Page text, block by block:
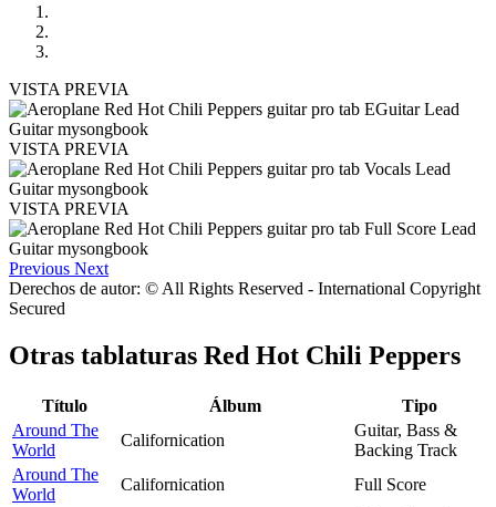
VISTA PREVIA
VISTA PREVIA
VISTA PREVIA
Previous Next
Derechos de autor: © All Rights Reserved - International Copyright
Secured
Otras tablaturas Red Hot Chili Peppers
Título Álbum
Tipo
Around The
World
Californication
Guitar, Bass &
Backing Track
Around The
World
Californication Full Score